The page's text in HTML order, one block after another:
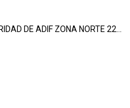
DE ADIF ZONA NORTE 22...